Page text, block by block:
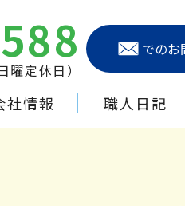
社情報 職人日記
定休日）
でのお